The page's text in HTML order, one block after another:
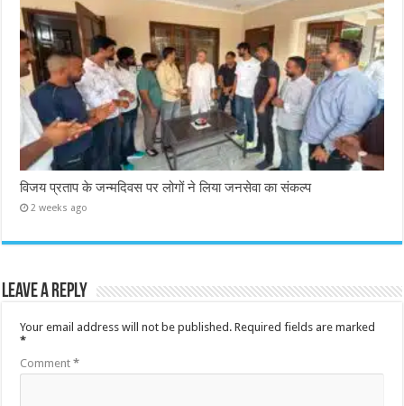
विजय प्रताप के जन्मदिवस पर लोगों ने लिया जनसेवा का संकल्प
2 weeks ago
Leave a Reply
Your email address will not be published. Required fields are marked
*
Comment*